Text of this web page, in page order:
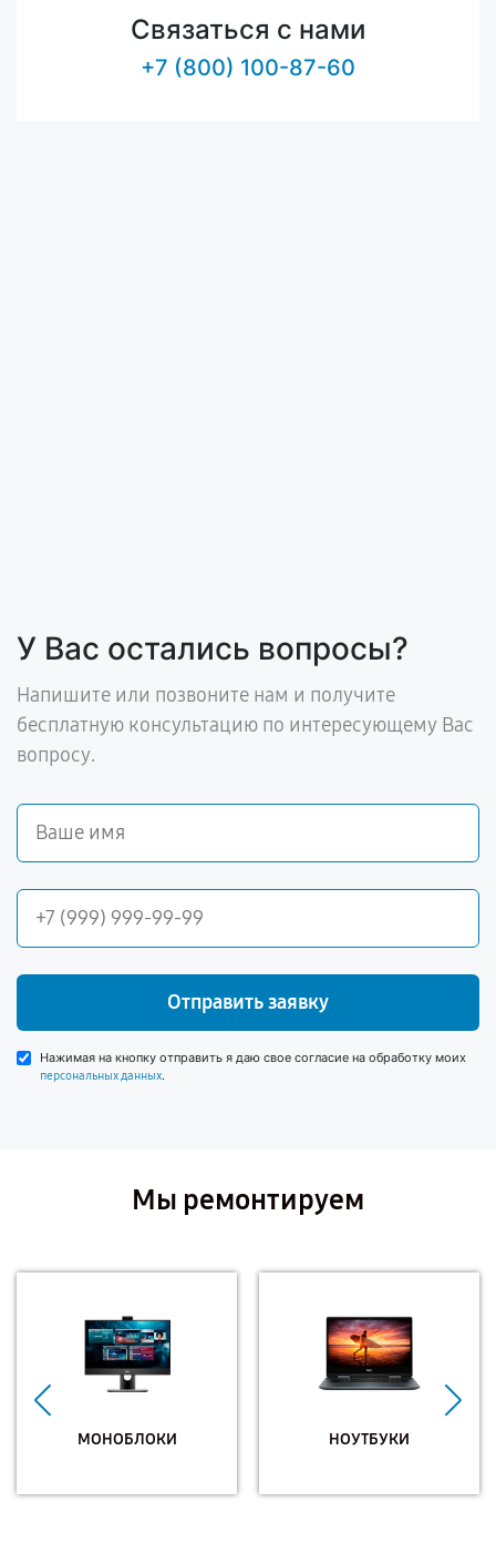
Связаться с нами
+7 (800) 100-87-60
У Вас остались вопросы?
Напишите или позвоните нам и получите
бесплатную консультацию по интересующему Вас
вопросу.
Отправить заявку
Нажимая на кнопку отправить я даю свое согласие на обработку моих
персональных данных.
Мы ремонтируем
МОНОБЛОКИ НОУТБУКИ